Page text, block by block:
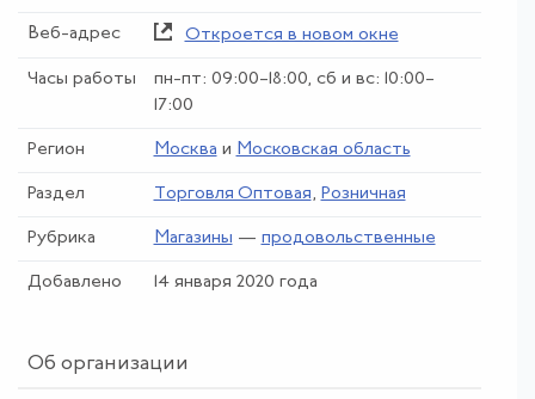
Веб-адрес Откроется в новом окне
Часы работы
пн-пт: 09:00–18:00, сб и вс: 10:00–
17:00
Регион Москва и Московская область
Раздел Торговля Оптовая, Розничная
Рубрика Магазины — продовольственные
Добавлено 14 января 2020 года
Об организации